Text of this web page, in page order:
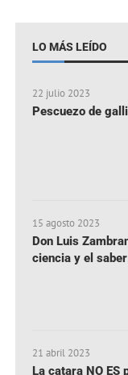
LO MÁS LEÍDO
22 julio 2023
Pescuezo de
15 agosto 2023
Don Luis
ciencia y el
21 abril 2023
La catara NO ES